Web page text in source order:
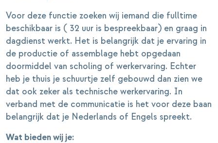
Voor deze functie zoeken wij iemand die fulltime
beschikbaar is ( 32 uur is bespreekbaar) en graag in
dagdienst werkt. Het is belangrijk dat je ervaring in
de productie of assemblage hebt opgedaan
doormiddel van scholing of werkervaring. Echter
heb je thuis je schuurtje zelf gebouwd dan zien we
dat ook zeker als technische werkervaring. In
verband met de communicatie is het voor deze baan
belangrijk dat je Nederlands of Engels spreekt.
Wat bieden wij je: